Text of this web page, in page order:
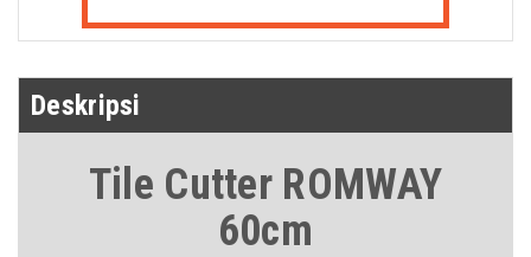
Deskripsi
Tile Cutter ROMWAY
60cm